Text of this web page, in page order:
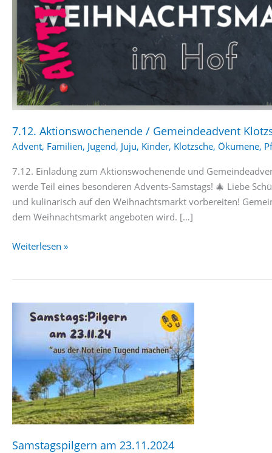
7.12. Aktionswochenende / Gemeindeadvent
Advent, Familien, Jugend, Juju, Kinder, Klotzsche, Ökumene,
7.12. Einladung zum Aktionswochenende und
werde Teil eines besonderen Advents-Samstags! 🎄 Liebe
und kulinarisch auf den Weihnachtsmarkt vorbereiten!
dem Weihnachtsmarkt angeboten wird. […]
7.12.
Klotzsche
Weiterlesen »
Samstagspilgern am 23.11.2024